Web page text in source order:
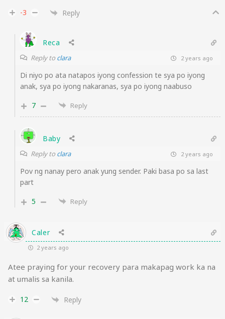
-3 Reply
Reca
Reply to clara 2 years ago
Di niyo po ata natapos iyong confession te sya po iyong
anak, sya po iyong nakaranas, sya po iyong naabuso
7
Reply
Baby
Reply to clara 2 years ago
Pov ng nanay pero anak yung sender. Paki basa po sa last
part
5
Reply
Caler
2 years ago
Atee praying for your recovery para makapag work ka na
at umalis sa kanila.
12 Reply